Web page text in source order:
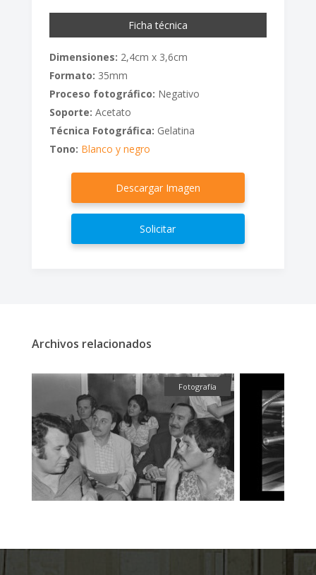
Ficha técnica
Dimensiones: 2,4cm x 3,6cm
Formato: 35mm
Proceso fotográfico: Negativo
Soporte: Acetato
Técnica Fotográfica: Gelatina
Tono: Blanco y negro
Descargar Imagen
Solicitar
Archivos relacionados
Fotografía